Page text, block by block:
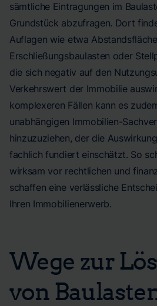
sämtliche Eintragungen im
Grundstück abzufragen. Dort
Auflagen wie etwa
Erschließungsbaulasten oder
die sich negativ auf den
Verkehrswert der Immobilie
komplexeren Fällen kann es
unabhängigen Immobilien-
hinzuzuziehen, der die
fachlich fundiert einschätzt. So
wirksam vor rechtlichen und
schaffen eine verlässliche
Ihren Immobilienerwerb.
Wege zur
von